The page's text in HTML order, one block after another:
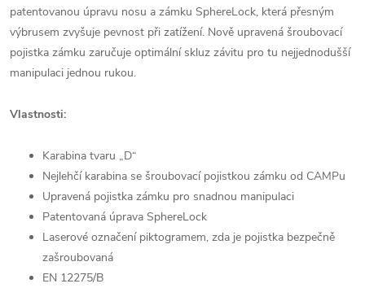
patentovanou úpravu nosu a zámku SphereLock, která přesným
výbrusem zvyšuje pevnost při zatížení. Nově upravená šroubovací
pojistka zámku zaručuje optimální skluz závitu pro tu nejjednodušší
manipulaci jednou rukou.
Vlastnosti:
Karabina tvaru „D“
Nejlehčí karabina se šroubovací pojistkou zámku od CAMPu
Upravená pojistka zámku pro snadnou manipulaci
Patentovaná úprava SphereLock
Laserové označení piktogramem, zda je pojistka bezpečně
zašroubovaná
EN 12275/B